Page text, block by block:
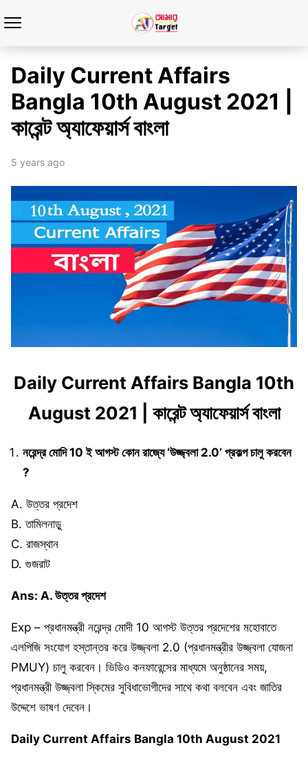
Daily Current Affairs
Bangla 10th August 2021 |
কারেন্ট অ্যাফেয়ার্স বাংলা
5 years ago
Daily Current Affairs Bangla 10th
August 2021 | কারেন্ট অ্যাফেয়ার্স বাংলা
নরেন্দ্র মোদি 10 ই আগস্ট কোন রাজ্যে ‘উজ্জ্বলা 2.0’ প্রকল্প চালু করবেন
?
A. উত্তর প্রদেশ
B. তামিলনাড়ু
C. রাজস্থান
D. গুজরাট
Ans: A. উত্তর প্রদেশ
Exp – প্রধানমন্ত্রী নরেন্দ্র মোদী 10 আগস্ট উত্তর প্রদেশের মহোবাতে
এলপিজি সংযোগ হস্তান্তর করে উজ্জ্বলা 2.0 (প্রধানমন্ত্রীর উজ্জ্বলা যোজনা
PMUY) চালু করবেন। ভিডিও কনফারেন্সের মাধ্যমে অনুষ্ঠানের সময়,
প্রধানমন্ত্রী উজ্জ্বলা স্কিমের সুবিধাভোগীদের সাথে কথা বলবেন এবং জাতির
উদ্দেশে ভাষণ দেবেন।
Daily Current Affairs Bangla 10th August 2021